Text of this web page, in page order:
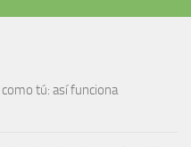
tú: así funciona